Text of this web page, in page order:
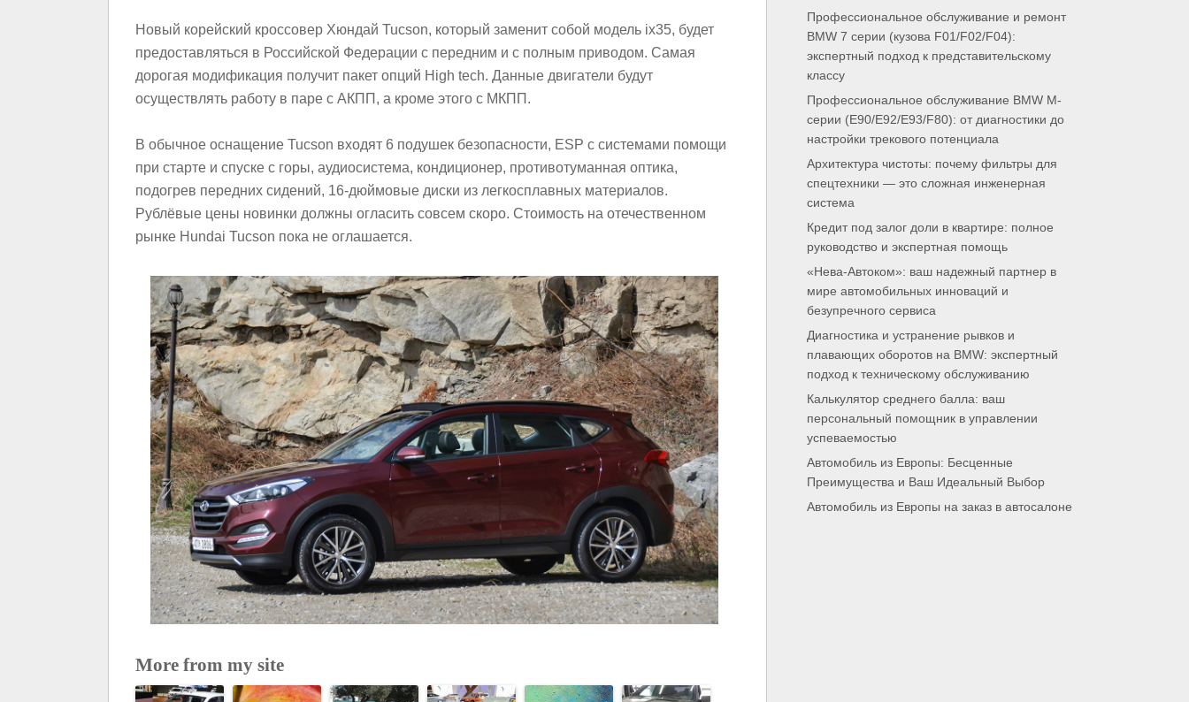
Новый корейский кроссовер Хюндай Tucson, который заменит собой модель ix35, будет
предоставляться в Российской Федерации с передним и с полным приводом. Самая
дорогая модификация получит пакет опций High tech. Данные двигатели будут
осуществлять работу в паре с АКПП, а кроме этого с МКПП.
В обычное оснащение Tucson входят 6 подушек безопасности, ESP с системами помощи
при старте и спуске с горы, аудиосистема, кондиционер, противотуманная оптика,
подогрев передних сидений, 16-дюймовые диски из легкосплавных материалов.
Рублёвые цены новинки должны огласить совсем скоро. Стоимость на отечественном
рынке Hundai Tucson пока не оглашается.
More from my site
Профессиональное обслуживание и ремонт
BMW 7 серии (кузова F01/F02/F04):
экспертный подход к представительскому
классу
Профессиональное обслуживание BMW M-
серии (E90/E92/E93/F80): от диагностики до
настройки трекового потенциала
Архитектура чистоты: почему фильтры для
спецтехники — это сложная инженерная
система
Кредит под залог доли в квартире: полное
руководство и экспертная помощь
«Нева-Автоком»: ваш надежный партнер в
мире автомобильных инноваций и
безупречного сервиса
Диагностика и устранение рывков и
плавающих оборотов на BMW: экспертный
подход к техническому обслуживанию
Калькулятор среднего балла: ваш
персональный помощник в управлении
успеваемостью
Автомобиль из Европы: Бесценные
Преимущества и Ваш Идеальный Выбор
Автомобиль из Европы на заказ в автосалоне